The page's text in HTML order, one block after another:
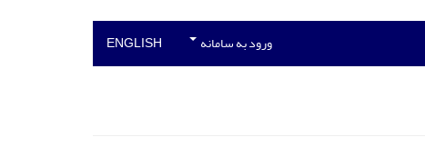
ورود به سامانه ENGLISH